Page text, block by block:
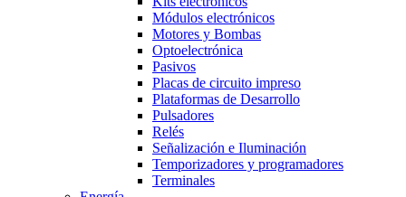
Módulos electrónicos
Motores y Bombas
Optoelectrónica
Pasivos
Placas de circuito impreso
Plataformas de Desarrollo
Pulsadores
Relés
Señalización e Iluminación
Temporizadores y programadores
Terminales